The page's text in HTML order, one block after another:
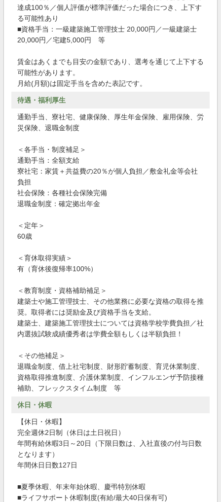
達成100％／個人評価が標準評価だった場合につき、上下す
る可能性あり
■資格手当：一級建築施工管理技士 20,000円／一級建築士
20,000円／宅建5,000円 等
賃金はあくまでも目安の金額であり、選考を通じて上下する
可能性があります。
月給(月額)は固定手当を含めた表記です。
待遇・福利厚生
通勤手当、寮社宅、健康保険、厚生年金保険、雇用保険、労
災保険、退職金制度
＜各手当・制度補足＞
通勤手当：全額支給
寮社宅：家賃＋共益費の20％が個人負担／敷金礼金等会社
負担
社会保険：各種社会保険完備
退職金制度：確定拠出年金
＜定年＞
60歳
＜育休取得実績＞
有（育休後復帰率100%）
＜教育制度・資格補助補足＞
建築士や施工管理技士、その他業務に必要な資格の取得を推
奨。取得者には奨励金及び資格手当を支給。
建築士、建築施工管理技士については資格学校学費負担／社
内選抜試験成績優秀者は学費全額もしくは半額負担！
＜その他補足＞
退職金制度、借上社宅制度、財形貯蓄制度、育児休業制度、
資格取得推進制度、介護休業制度、インフルエンザ予防接種
補助、フレックスタイム制度 等
休日・休暇
【休日・休暇】
完全週休2日制（休日は土日祝日）
年間有給休暇3日～20日（下限日数は、入社直後の付与日数
となります）
年間休日日数127日
■夏季休暇、年末年始休暇、慶弔特別休暇
■ライフサポート休暇制度(有給/最大40日保有可)